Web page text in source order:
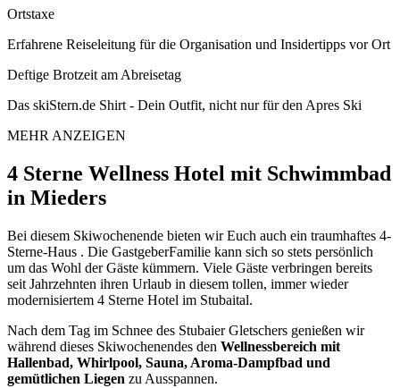
Ortstaxe
Erfahrene Reiseleitung für die Organisation und Insidertipps vor Ort
Deftige Brotzeit am Abreisetag
Das skiStern.de Shirt - Dein Outfit, nicht nur für den Apres Ski
MEHR ANZEIGEN
4 Sterne Wellness Hotel mit Schwimmbad
in Mieders
Bei diesem Skiwochenende bieten wir Euch auch ein traumhaftes 4-
Sterne-Haus . Die GastgeberFamilie kann sich so stets persönlich
um das Wohl der Gäste kümmern. Viele Gäste verbringen bereits
seit Jahrzehnten ihren Urlaub in diesem tollen, immer wieder
modernisiertem 4 Sterne Hotel im Stubaital.
Nach dem Tag im Schnee des Stubaier Gletschers genießen wir
während dieses Skiwochenendes den Wellnessbereich mit
Hallenbad, Whirlpool, Sauna, Aroma-Dampfbad und
gemütlichen Liegen zu Ausspannen.